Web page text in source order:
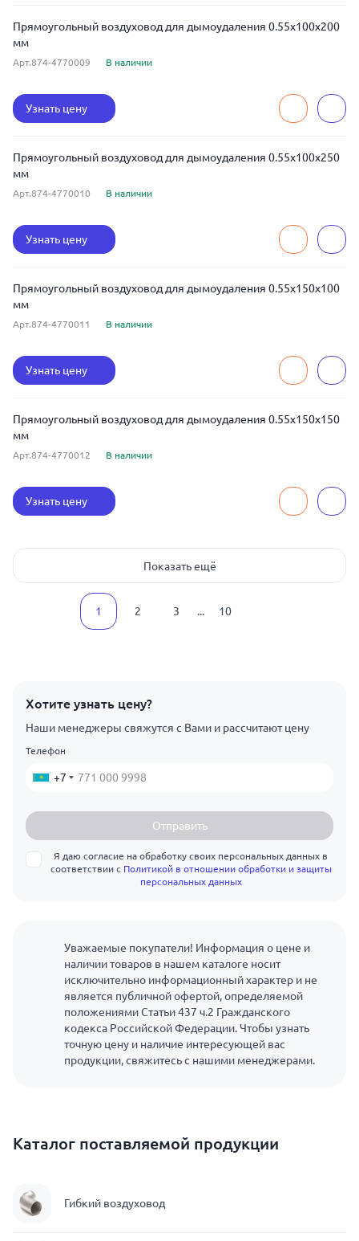
Прямоугольный воздуховод для дымоудаления 0.55x100x200
мм
Арт.874-4770009 В наличии
Узнать цену
Прямоугольный воздуховод для дымоудаления 0.55x100x250
мм
Арт.874-4770010 В наличии
Узнать цену
Прямоугольный воздуховод для дымоудаления 0.55x150x100
мм
Арт.874-4770011 В наличии
Узнать цену
Прямоугольный воздуховод для дымоудаления 0.55x150x150
мм
Арт.874-4770012 В наличии
Узнать цену
Показать ещё
1 2 3 ... 10
Хотите узнать цену?
Наши менеджеры свяжутся с Вами и рассчитают цену
Телефон
+7
Отправить
Я даю согласие на обработку своих персональных данных в
соответствии с Политикой в отношении обработки и защиты
персональных данных
Уважаемые покупатели! Информация о цене и
наличии товаров в нашем каталоге носит
исключительно информационный характер и не
является публичной офертой, определяемой
положениями Статьи 437 ч.2 Гражданского
кодекса Российской Федерации. Чтобы узнать
точную цену и наличие интересующей вас
продукции, свяжитесь с нашими менеджерами.
Каталог поставляемой продукции
Гибкий воздуховод